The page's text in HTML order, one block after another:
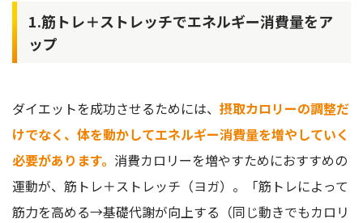
1.筋トレ＋ストレッチでエネルギー消費量をア
ップ
ダイエットを成功させるためには、 摂取カロリーの調整だ
けでなく、体を動かしてエネルギー消費量を増やしていく
必要があります。 消費カロリーを増やすためにおすすめの
運動が、筋トレ＋ストレッチ（ヨガ）。「筋トレによって
筋力を高める→基礎代謝が向上する（同じ動きでもカロリ